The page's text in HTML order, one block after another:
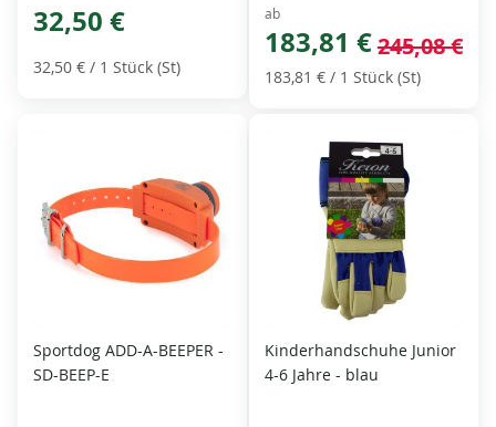
32,50 €
32,50 € / 1 Stück (St)
ab
183,81 €245,08 €
183,81 € / 1 Stück (St)
Sportdog ADD-A-BEEPER -
SD-BEEP-E
Kinderhandschuhe Junior
4-6 Jahre - blau